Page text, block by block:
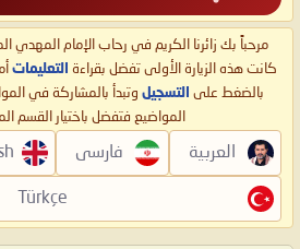
مرحباً بك زائرنا الكريم في رحاب الإمام المهدي
كانت هذه الزيارة الأولى تفضل بقراءة التعليمات
بالضغط على التسجيل وتبدأ بالمشاركة في
المواضيع فتفضل باختيار القسم
العربية فارسی
Türkçe